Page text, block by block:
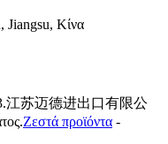
Jiangsu, Κίνα
江苏迈德进出口有限公
Ζεστά προϊόντα -